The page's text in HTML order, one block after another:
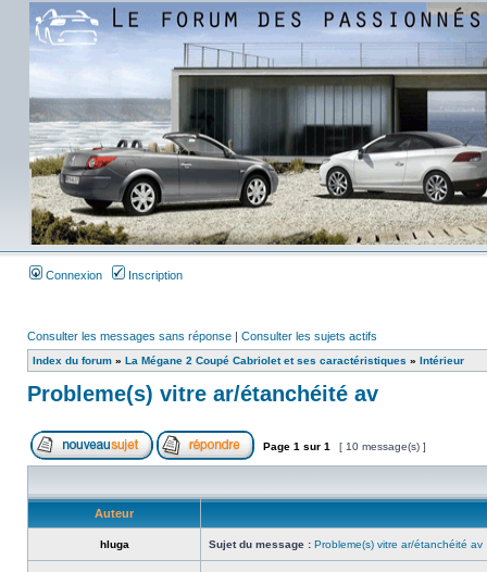
Connexion Inscription
Consulter les messages sans réponse | Consulter les sujets actifs
Index du forum » La Mégane 2 Coupé Cabriolet et ses caractéristiques » Intérieur
Probleme(s) vitre ar/étanchéité av
Page 1 sur 1 [ 10 message(s) ]
Auteur
hluga Sujet du message : Probleme(s) vitre ar/étanchéité av